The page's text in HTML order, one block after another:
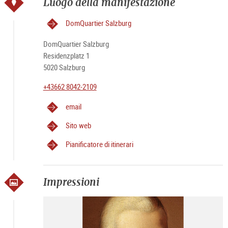
DomQuartier Salzburg
DomQuartier Salzburg
Residenzplatz 1
5020 Salzburg
+43662 8042-2109
email
Sito web
Pianificatore di itinerari
Impressioni